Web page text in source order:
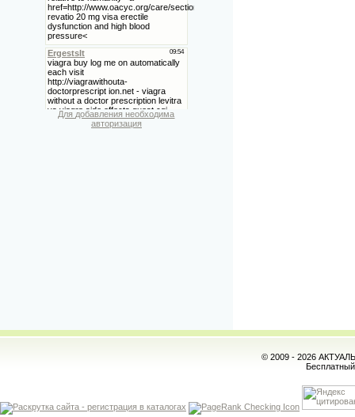
Для добавления необходима
авторизация
© 2009 - 2026